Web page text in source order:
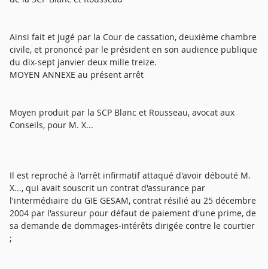
Ainsi fait et jugé par la Cour de cassation, deuxième chambre
civile, et prononcé par le président en son audience publique
du dix-sept janvier deux mille treize.
MOYEN ANNEXE au présent arrêt
Moyen produit par la SCP Blanc et Rousseau, avocat aux
Conseils, pour M. X...
Il est reproché à l'arrêt infirmatif attaqué d'avoir débouté M.
X..., qui avait souscrit un contrat d'assurance par
l'intermédiaire du GIE GESAM, contrat résilié au 25 décembre
2004 par l'assureur pour défaut de paiement d'une prime, de
sa demande de dommages-intérêts dirigée contre le courtier
;